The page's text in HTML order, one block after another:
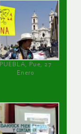
PUEBLA, Pue, 27
Enero